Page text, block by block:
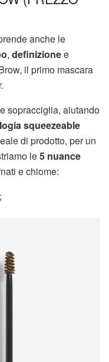
anche le
, definizionee
il primo mascara
sopracciglia, aiutando
squeezeable
di prodotto, per un
le5 nuance
e chiome: